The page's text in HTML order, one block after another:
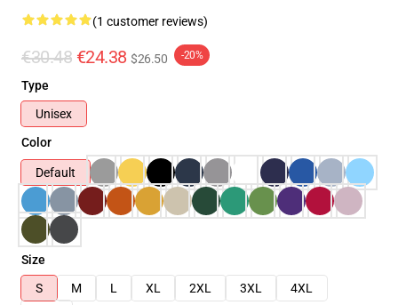
(1 customer reviews)
€30.48 €24.38 $26.50 -20%
Type
Unisex
Color
Default
Size
S
M L XL 2XL 3XL
4XL